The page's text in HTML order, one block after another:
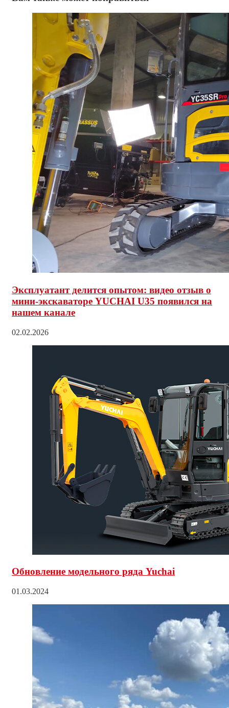
Эксплуатант делится опытом: видео отзыв о
мини-экскаваторе YUCHAI U35 появился на
нашем канале
02.02.2026
Обновление модельного ряда Yuchai
01.03.2024